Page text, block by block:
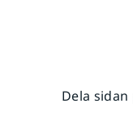
Dela sidan